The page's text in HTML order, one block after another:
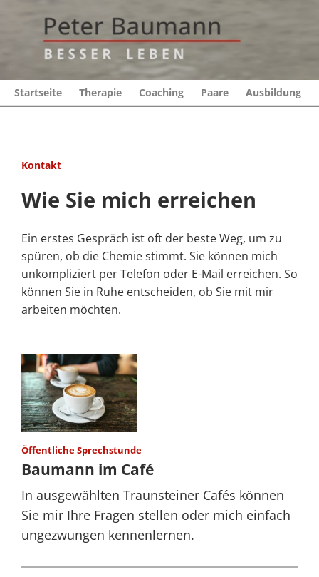
Startseite Therapie Coaching Paare Ausbildung
Kontakt
Wie Sie mich erreichen
Ein erstes Gespräch ist oft der beste Weg, um zu
spüren, ob die Chemie stimmt. Sie können mich
unkompliziert per Telefon oder E-Mail erreichen. So
können Sie in Ruhe entscheiden, ob Sie mit mir
arbeiten möchten.
Öffentliche Sprechstunde
Baumann im Café
In ausgewählten Traunsteiner Cafés können
Sie mir Ihre Fragen stellen oder mich einfach
ungezwungen kennenlernen.